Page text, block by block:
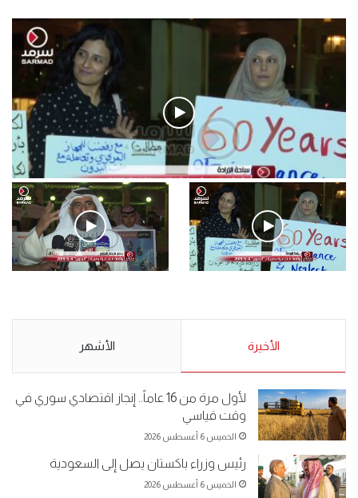
فيديو
.وقفة احتجاجية رمزية لـ”#البدون” في ساحة الإرادة 4-5-2019.
الأحد 5 مايو 2019
5-2019.
نبيع مخدرات يعني ولا خمر؟!.
الأخيرة الأشهر
لأول مرة من 16 عاماً.. إنجاز اقتصادي سوري في
وقت قياسي
الخميس 6 أغسطس 2026
رئيس وزراء باكستان يصل إلى السعودية
الخميس 6 أغسطس 2026